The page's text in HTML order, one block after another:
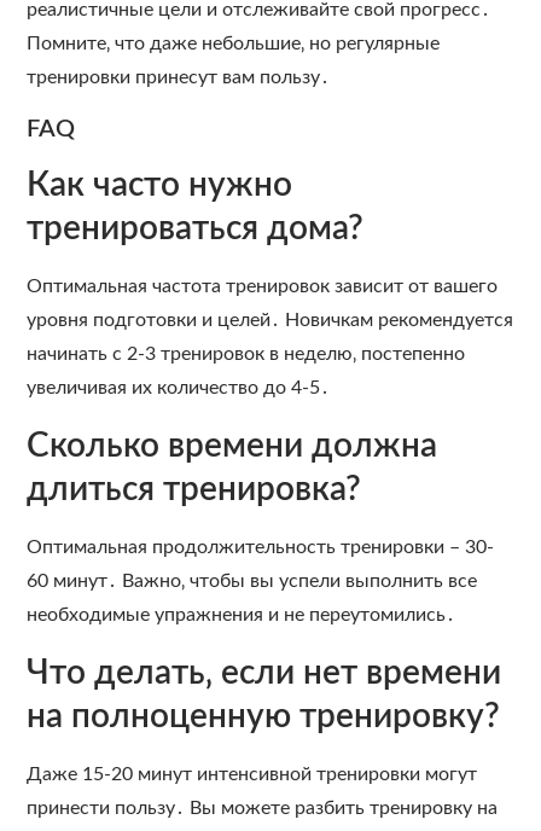
реалистичные цели и отслеживайте свой прогресс․
Помните‚ что даже небольшие‚ но регулярные
тренировки принесут вам пользу․
FAQ
Как часто нужно
тренироваться дома?
Оптимальная частота тренировок зависит от вашего
уровня подготовки и целей․ Новичкам рекомендуется
начинать с 2-3 тренировок в неделю‚ постепенно
увеличивая их количество до 4-5․
Сколько времени должна
длиться тренировка?
Оптимальная продолжительность тренировки – 30-
60 минут․ Важно‚ чтобы вы успели выполнить все
необходимые упражнения и не переутомились․
Что делать‚ если нет времени
на полноценную тренировку?
Даже 15-20 минут интенсивной тренировки могут
принести пользу․ Вы можете разбить тренировку на